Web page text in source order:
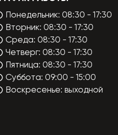
Понедельник: 08:30 - 17:30
Вторник: 08:30 - 17:30
Среда: 08:30 - 17:30
Четверг: 08:30 - 17:30
Пятница: 08:30 - 17:30
Суббота: 09:00 - 15:00
Воскресенье: выходной